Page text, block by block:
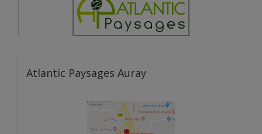
Atlantic Paysages Auray